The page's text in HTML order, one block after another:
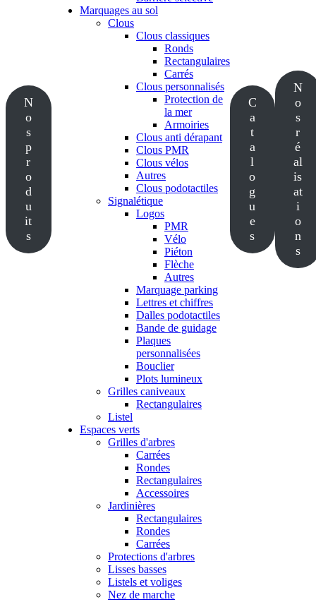
N
o
s
p
r
o
d
u
it
s
Marquages au sol
Clous
Clous classiques
Ronds
Rectangulaires
Carrés
Clous personnalisés
Protection de
la mer
Armoiries
Clous anti dérapant
Clous PMR
Clous vélos
Autres
Clous podotactiles
Signalétique
Logos
PMR
Vélo
Piéton
Flèche
Autres
Marquage parking
Lettres et chiffres
Dalles podotactiles
Bande de guidage
Plaques
personnalisées
Bouclier
Plots lumineux
Grilles caniveaux
Rectangulaires
Listel
Espaces verts
Grilles d'arbres
Carrées
Rondes
Rectangulaires
Accessoires
Jardinières
Rectangulaires
Rondes
Carrées
Protections d'arbres
Lisses basses
Listels et voliges
Nez de marche
C
a
t
a
l
o
g
u
e
s
N
o
s
r
é
al
is
at
i
o
n
s